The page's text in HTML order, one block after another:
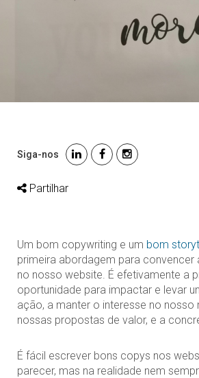
Siga-nos
Partilhar
Um bom copywriting e um bom
primeira abordagem para convencer
no nosso website. É efetivamente a
oportunidade para impactar e levar
ação, a manter o interesse no nosso
nossas propostas de valor, e a
É fácil escrever bons copys nos
parecer, mas na realidade nem